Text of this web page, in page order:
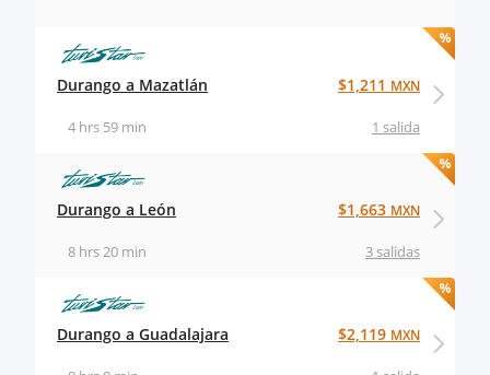
Durango a Mazatlán
1 salida
4 hrs 59 min
$1,211 MXN
Durango a León
3 salidas
8 hrs 20 min
$1,663 MXN
Durango a Guadalajara $2,119 MXN